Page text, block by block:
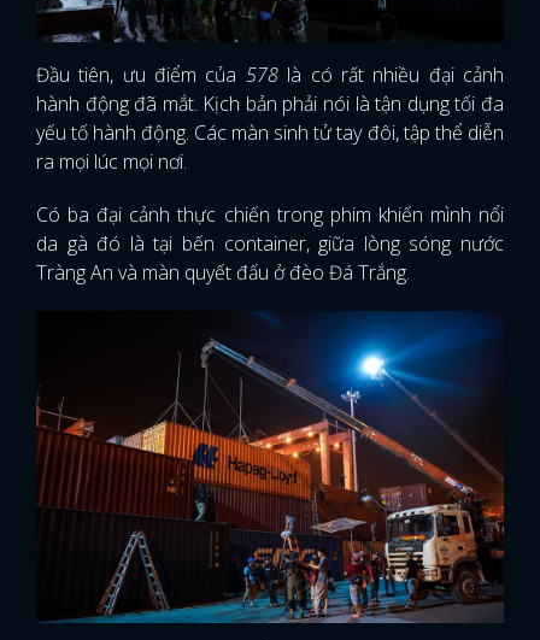
Đầu tiên, ưu điểm của 578 là có rất nhiều đại cảnh
hành động đã mắt. Kịch bản phải nói là tận dụng tối đa
yếu tố hành động. Các màn sinh tử tay đôi, tập thể diễn
ra mọi lúc mọi nơi.
Có ba đại cảnh thực chiến trong phim khiến mình nổi
da gà đó là tại bến container, giữa lòng sóng nước
Tràng An và màn quyết đấu ở đèo Đá Trắng.